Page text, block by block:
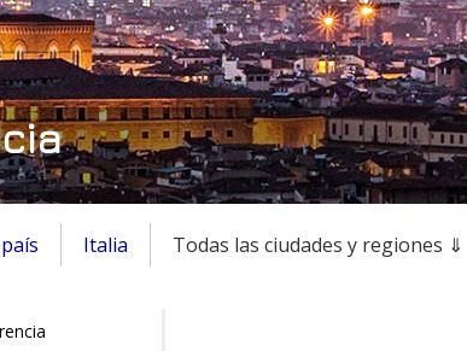
Italia Todas las ciudades y regiones ⇓